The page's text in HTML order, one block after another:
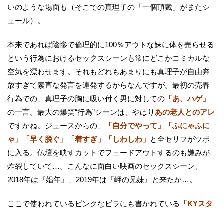
いのような場面も（そこでの真理子の「一個頂戴」がまたシ
ュール）。
本来であれば陰惨で倫理的に100％アウトな妹に体を売らせる
という行為におけるセックスシーンも常にどこかコミカルな
空気を漂わせます。それもどれもあまりにも真理子が自由奔
放すぎて素直な発言を連発するからなんですが。最初の売春
行為での、真理子の胸に吸い付く男に対しての 「あ、ハゲ」
の一言。最大の爆笑“行為”シーンは、やはり あの老人とのアレ
ですかね。ジュースからの、
「自分でやって」「ふにゃふに
ゃ」「早く脱ぐ」「着すぎ」「しわしわ」 と全セリフがツボ
に入る。仏壇を映すカットでフェードアウトするのも嫌みが
炸裂していて…。こんなに面白い映画のセックスシーン、
2018年は『娼年』、2019年は『岬の兄妹』と来たか…。
ここで使われているピンクなビラにも書かれている
「KYスタ